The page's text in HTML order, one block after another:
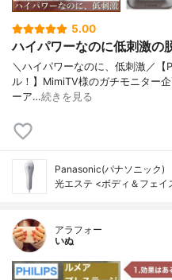
5.00
ハイパワーなのに低刺激の
＼ハイパワーなのに、低刺激／⁡【
ル！】⁡⁡⁡MimiTV様のガチモニター
ーア…続きを見る
Panasonic(パナソニック)
光エステ <ボディ＆フェ
アラフォー
いぬ